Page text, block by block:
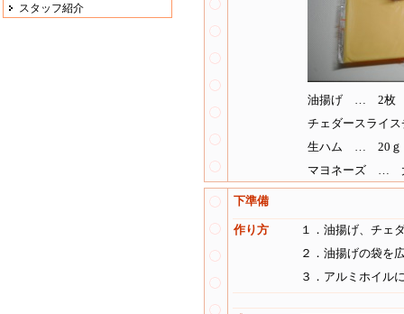
スタッフ紹介
油揚げ … 2枚
チェダースラ
生ハム … 20ｇ
マヨネーズ …
下準備
作り方
１．油揚げ、チェ
２．油揚げの袋を
３．アルミホイル